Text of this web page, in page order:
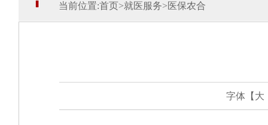
当前位置:首页>就医服务>医保农合
字体【 大